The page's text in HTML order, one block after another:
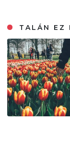
TALÁN EZ